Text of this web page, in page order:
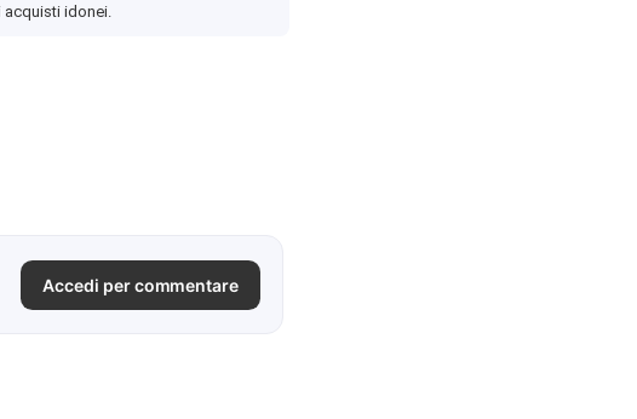
idonei.
Accedi per commentare